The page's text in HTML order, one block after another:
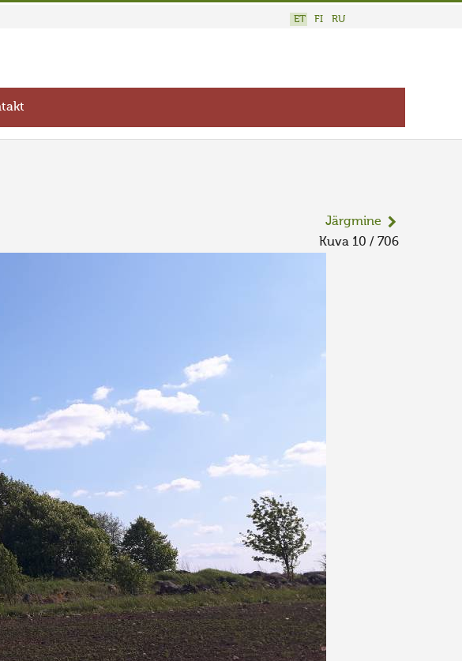
ET FI RU
Järgmine
Kuva 10 / 706